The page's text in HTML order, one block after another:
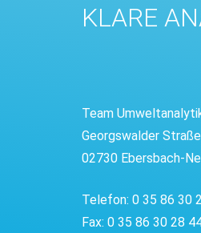
KLARE
Team
Georgswalder
02730 Ebersbach-
Telefon: 0 35 86 30
Fax: 0 35 86 30 28